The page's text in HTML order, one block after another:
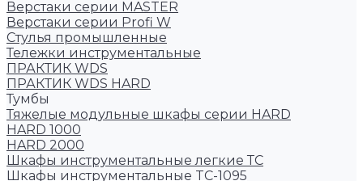
Верстаки серии MASTER
Верстаки серии Profi W
Стулья промышленные
Тележки инструментальные
ПРАКТИК WDS
ПРАКТИК WDS HARD
Тумбы
Тяжелые модульные шкафы серии HARD
HARD 1000
HARD 2000
Шкафы инструментальные легкие ТС
Шкафы инструментальные TC-1095